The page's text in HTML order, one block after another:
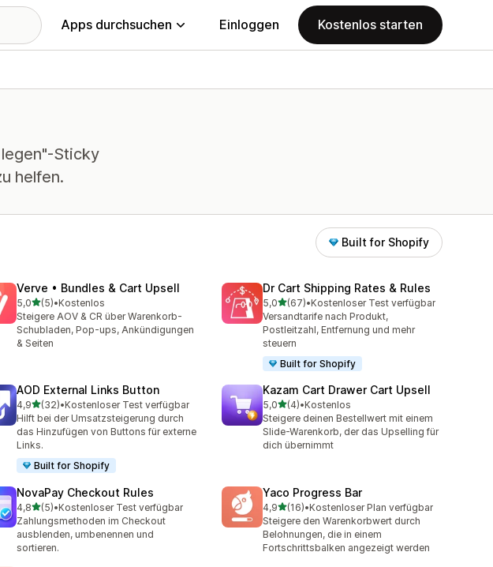
Apps durchsuchen Einloggen Kostenlos starten
Sticky
helfen.
Built for Shopify
Verve • Bundles & Cart Upsell
5,0von 5 Sternen
(5)
5 Rezensionen insgesamt
•Kostenlos
Steigere AOV & CR über Warenkorb-
Schubladen, Pop-ups, Ankündigungen
& Seiten
Dr Cart Shipping Rates & Rules
5,0von 5 Sternen
(67)
67 Rezensionen insgesamt
•Kostenloser Test verfügbar
Versandtarife nach Produkt,
Postleitzahl, Entfernung und mehr
steuern
Built for Shopify
AOD External Links Button
4,9von 5 Sternen
(32)
32 Rezensionen insgesamt
•Kostenloser Test verfügbar
Hilft bei der Umsatzsteigerung durch
das Hinzufügen von Buttons für externe
Links.
Built for Shopify
Kazam Cart Drawer Cart Upsell
5,0von 5 Sternen
(4)
4 Rezensionen insgesamt
•Kostenlos
Steigere deinen Bestellwert mit einem
Slide-Warenkorb, der das Upselling für
dich übernimmt
NovaPay Checkout Rules
4,8von 5 Sternen
(5)
5 Rezensionen insgesamt
•Kostenloser Test verfügbar
Zahlungsmethoden im Checkout
ausblenden, umbenennen und
sortieren.
Yaco Progress Bar
4,9von 5 Sternen
(16)
16 Rezensionen insgesamt
•Kostenloser Plan verfügbar
Steigere den Warenkorbwert durch
Belohnungen, die in einem
Fortschrittsbalken angezeigt werden